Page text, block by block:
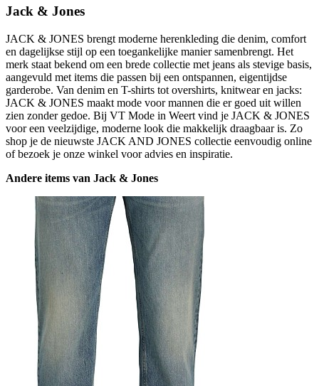
Jack & Jones
JACK & JONES brengt moderne herenkleding die denim, comfort
en dagelijkse stijl op een toegankelijke manier samenbrengt. Het
merk staat bekend om een brede collectie met jeans als stevige basis,
aangevuld met items die passen bij een ontspannen, eigentijdse
garderobe. Van denim en T-shirts tot overshirts, knitwear en jacks:
JACK & JONES maakt mode voor mannen die er goed uit willen
zien zonder gedoe. Bij VT Mode in Weert vind je JACK & JONES
voor een veelzijdige, moderne look die makkelijk draagbaar is. Zo
shop je de nieuwste JACK AND JONES collectie eenvoudig online
of bezoek je onze winkel voor advies en inspiratie.
Andere items van Jack & Jones